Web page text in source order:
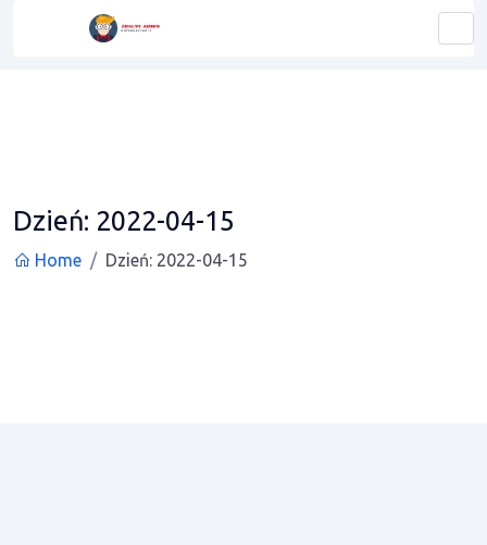
Dzień: 2022-04-15
Home Dzień: 2022-04-15